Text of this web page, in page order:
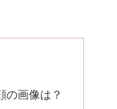
の画像は？